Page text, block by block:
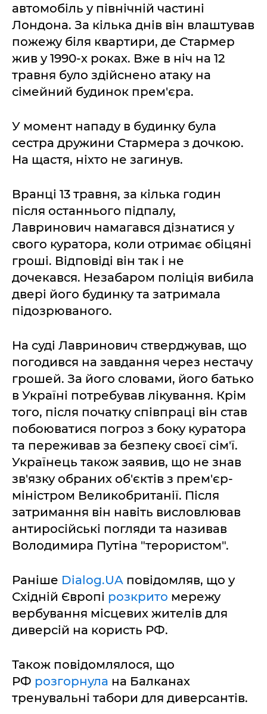
автомобіль у північній частині
Лондона. За кілька днів він влаштував
пожежу біля квартири, де Стармер
жив у 1990-х роках. Вже в ніч на 12
травня було здійснено атаку на
сімейний будинок прем'єра.
У момент нападу в будинку була
сестра дружини Стармера з дочкою.
На щастя, ніхто не загинув.
Вранці 13 травня, за кілька годин
після останнього підпалу,
Лавринович намагався дізнатися у
свого куратора, коли отримає обіцяні
гроші. Відповіді він так і не
дочекався. Незабаром поліція вибила
двері його будинку та затримала
підозрюваного.
На суді Лавринович стверджував, що
погодився на завдання через нестачу
грошей. За його словами, його батько
в Україні потребував лікування. Крім
того, після початку співпраці він став
побоюватися погроз з боку куратора
та переживав за безпеку своєї сім'ї.
Українець також заявив, що не знав
зв'язку обраних об'єктів з прем'єр-
міністром Великобританії. Після
затримання він навіть висловлював
антиросійські погляди та називав
Володимира Путіна "терористом".
Раніше Dialog.UA повідомляв, що у
Східній Європі розкрито мережу
вербування місцевих жителів для
диверсій на користь РФ.
Також повідомлялося, що
РФ розгорнула на Балканах
тренувальні табори для диверсантів.